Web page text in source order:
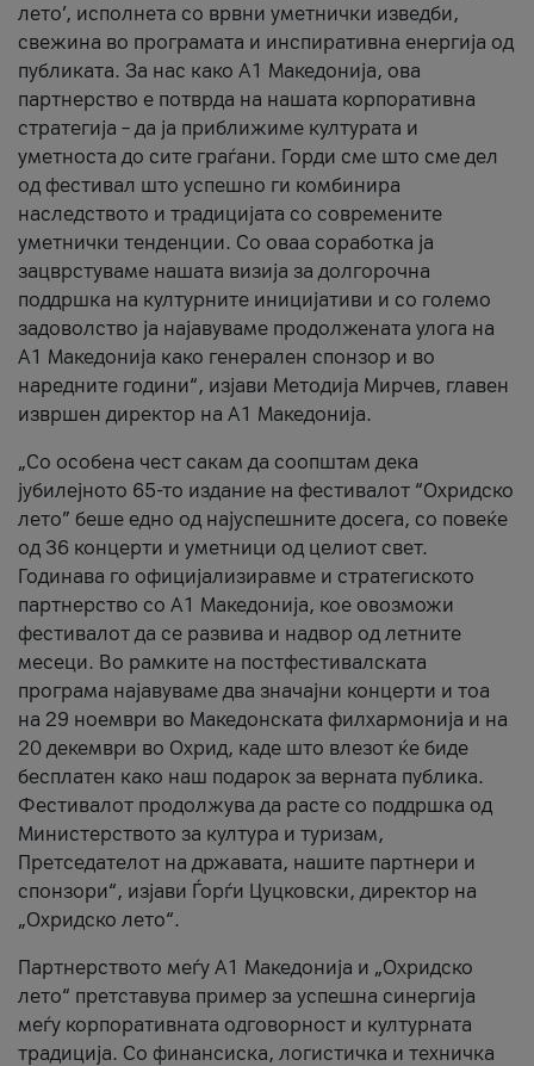
лето’, исполнета со врвни уметнички изведби,
свежина во програмата и инспиративна енергија од
публиката. За нас како A1 Македонија, ова
партнерство е потврда на нашата корпоративна
стратегија – да ја приближиме културата и
уметноста до сите граѓани. Горди сме што сме дел
од фестивал што успешно ги комбинира
наследството и традицијата со современите
уметнички тенденции. Со оваа соработка ја
зацврстуваме нашата визија за долгорочна
поддршка на културните иницијативи и со големо
задоволство ја најавуваме продолжената улога на
A1 Македонија како генерален спонзор и во
наредните години“, изјави Методија Мирчев, главен
извршен директор на A1 Македонија.
„Со особена чест сакам да соопштам дека
јубилејното 65-то издание на фестивалот “Охридско
лето” беше едно од најуспешните досега, со повеќе
од 36 концерти и уметници од целиот свет.
Годинава го официјализиравме и стратегиското
партнерство со А1 Македонија, кое овозможи
фестивалот да се развива и надвор од летните
месеци. Во рамките на постфестивалската
програма најавуваме два значајни концерти и тоа
на 29 ноември во Македонската филхармонија и на
20 декември во Охрид, каде што влезот ќе биде
бесплатен како наш подарок за верната публика.
Фестивалот продолжува да расте со поддршка од
Министерството за култура и туризам,
Претседателот на државата, нашите партнери и
спонзори“, изјави Ѓорѓи Цуцковски, директор на
„Охридско лето“.
Партнерството меѓу A1 Македонија и „Охридско
лето“ претставува пример за успешна синергија
меѓу корпоративната одговорност и културната
традиција. Со финансиска, логистичка и техничка